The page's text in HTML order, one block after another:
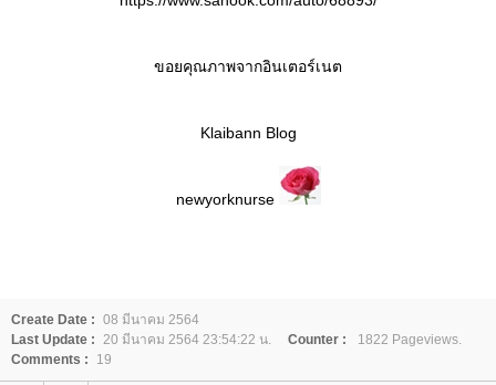
ขอยคุณภาพจากอินเตอร์เนต
Klaibann Blog
newyorknurse
Create Date : 08 มีนาคม 2564
Last Update : 20 มีนาคม 2564 23:54:22 น. Counter :
1822 Pageviews.
Comments :
19